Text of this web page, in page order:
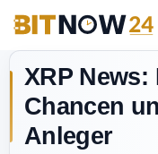
XRP
Chancen
Anleger